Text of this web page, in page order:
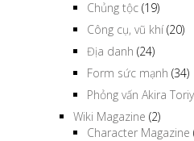
Chủng tộc (19)
Công cụ, vũ khí(20)
Địa danh (24)
Form sức mạnh (34)
Phỏng vấn Akira
Wiki Magazine (2)
Character Magazine